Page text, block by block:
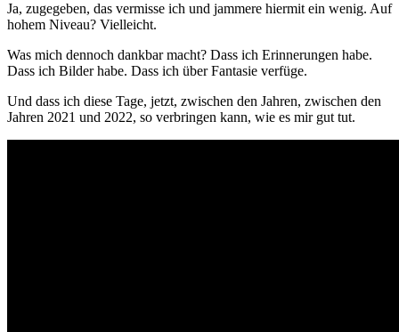
Ja, zugegeben, das vermisse ich und jammere hiermit ein wenig. Auf
hohem Niveau? Vielleicht.
Was mich dennoch dankbar macht? Dass ich Erinnerungen habe.
Dass ich Bilder habe. Dass ich über Fantasie verfüge.
Und dass ich diese Tage, jetzt, zwischen den Jahren, zwischen den
Jahren 2021 und 2022, so verbringen kann, wie es mir gut tut.